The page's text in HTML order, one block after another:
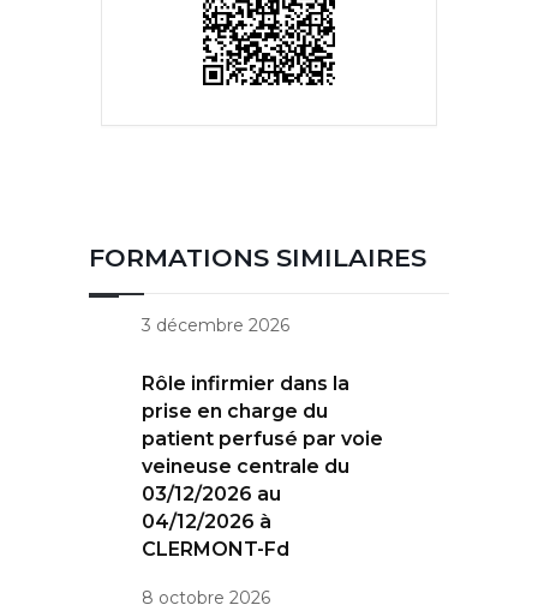
FORMATIONS SIMILAIRES
3 décembre 2026
Rôle infirmier dans la
prise en charge du
patient perfusé par voie
veineuse centrale du
03/12/2026 au
04/12/2026 à
CLERMONT-Fd
8 octobre 2026